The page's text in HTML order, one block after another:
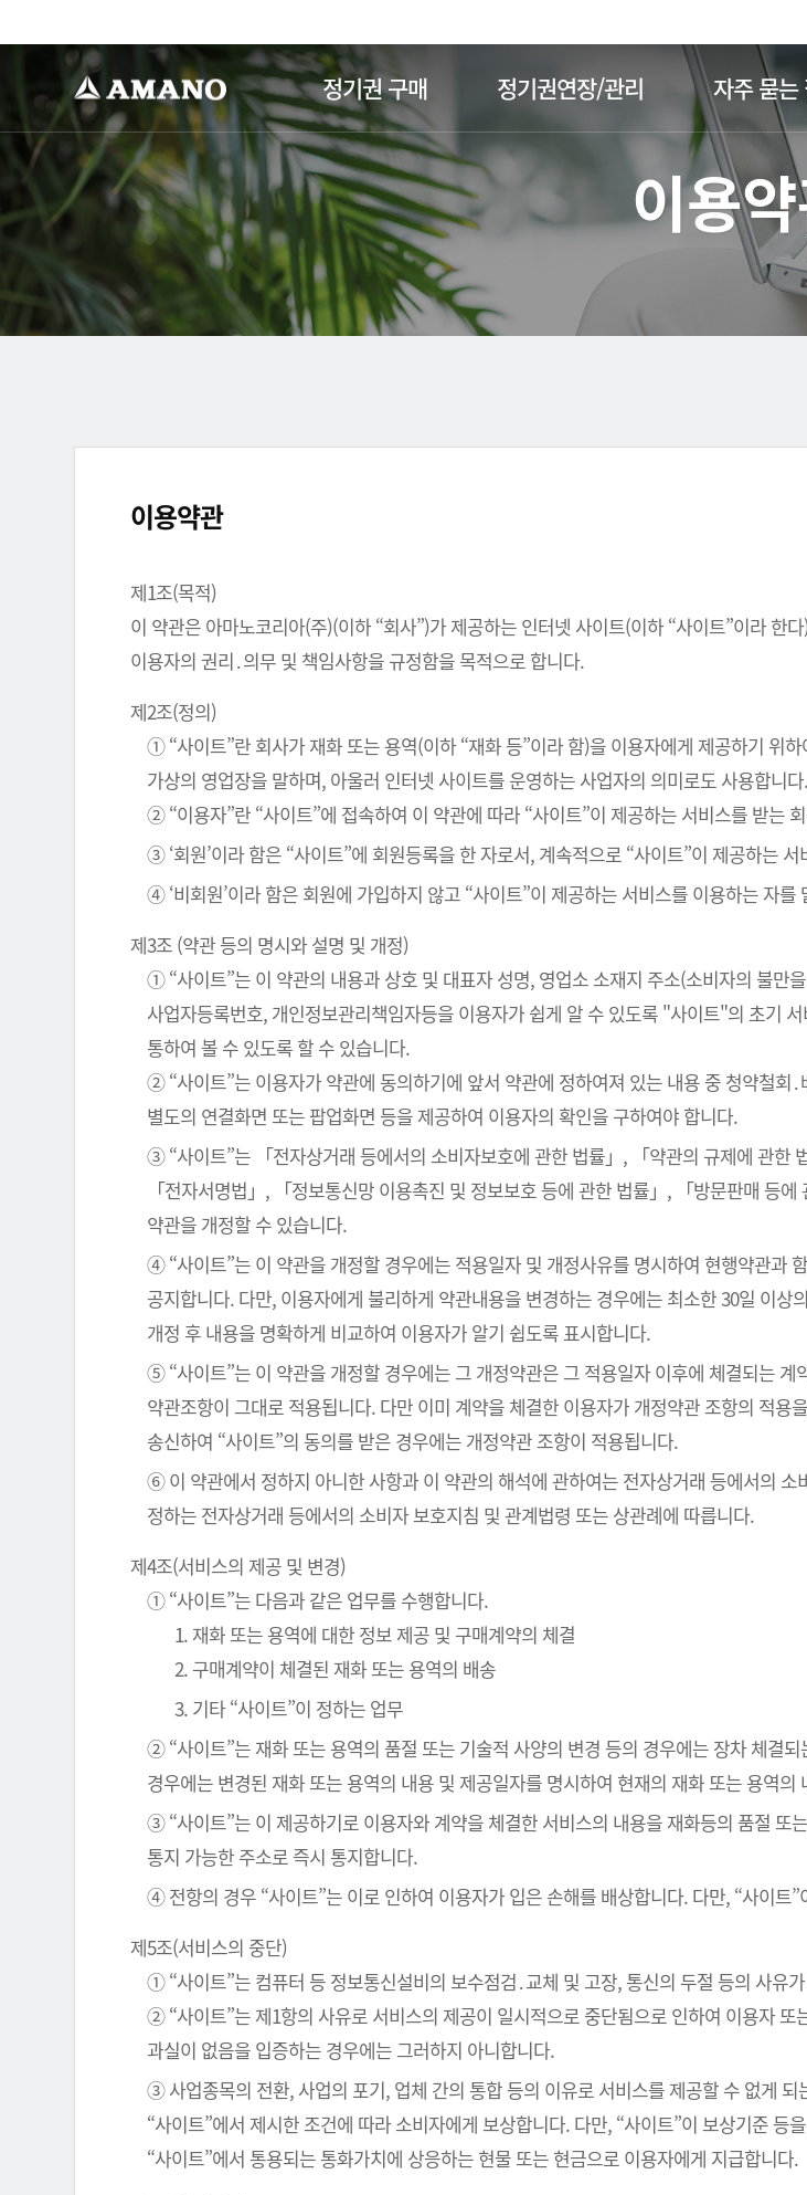
정기권 구매 정기권연장/관리 자주 묻는
이용
이용약관
제1조(목적)
이 약관은 아마노코리아(주)(이하 “회사”)가 제공하는 인터넷 사이트(이하 “사이트”이라 한
이용자의 권리․의무 및 책임사항을 규정함을 목적으로 합니다.
제2조(정의)
① “사이트”란 회사가 재화 또는 용역(이하 “재화 등”이라 함)을 이용자에게 제공하기 위
가상의 영업장을 말하며, 아울러 인터넷 사이트를 운영하는 사업자의 의미로도 사용합니다.
② “이용자”란 “사이트”에 접속하여 이 약관에 따라 “사이트”이 제공하는 서비스를 받는
③ ‘회원’이라 함은 “사이트”에 회원등록을 한 자로서, 계속적으로 “사이트”이 제공하는
④ ‘비회원’이라 함은 회원에 가입하지 않고 “사이트”이 제공하는 서비스를 이용하는 자를
제3조 (약관 등의 명시와 설명 및 개정)
① “사이트”는 이 약관의 내용과 상호 및 대표자 성명, 영업소 소재지 주소(소비자의 불만
사업자등록번호, 개인정보관리책임자등을 이용자가 쉽게 알 수 있도록 "사이트"의 초기
통하여 볼 수 있도록 할 수 있습니다.
② “사이트”는 이용자가 약관에 동의하기에 앞서 약관에 정하여져 있는 내용 중 청약철회
별도의 연결화면 또는 팝업화면 등을 제공하여 이용자의 확인을 구하여야 합니다.
③ “사이트”는 「전자상거래 등에서의 소비자보호에 관한 법률」, 「약관의 규제에 관한
「전자서명법」, 「정보통신망 이용촉진 및 정보보호 등에 관한 법률」, 「방문판매 등
약관을 개정할 수 있습니다.
④ “사이트”는 이 약관을 개정할 경우에는 적용일자 및 개정사유를 명시하여 현행약관과
공지합니다. 다만, 이용자에게 불리하게 약관내용을 변경하는 경우에는 최소한 30일 이
개정 후 내용을 명확하게 비교하여 이용자가 알기 쉽도록 표시합니다.
⑤ “사이트”는 이 약관을 개정할 경우에는 그 개정약관은 그 적용일자 이후에 체결되는
약관조항이 그대로 적용됩니다. 다만 이미 계약을 체결한 이용자가 개정약관 조항의 적
송신하여 “사이트”의 동의를 받은 경우에는 개정약관 조항이 적용됩니다.
⑥ 이 약관에서 정하지 아니한 사항과 이 약관의 해석에 관하여는 전자상거래 등에서의
정하는 전자상거래 등에서의 소비자 보호지침 및 관계법령 또는 상관례에 따릅니다.
제4조(서비스의 제공 및 변경)
① “사이트”는 다음과 같은 업무를 수행합니다.
1. 재화 또는 용역에 대한 정보 제공 및 구매계약의 체결
2. 구매계약이 체결된 재화 또는 용역의 배송
3. 기타 “사이트”이 정하는 업무
② “사이트”는 재화 또는 용역의 품절 또는 기술적 사양의 변경 등의 경우에는 장차 체결
경우에는 변경된 재화 또는 용역의 내용 및 제공일자를 명시하여 현재의 재화 또는 용역
③ “사이트”는 이 제공하기로 이용자와 계약을 체결한 서비스의 내용을 재화등의 품절 또
통지 가능한 주소로 즉시 통지합니다.
④ 전항의 경우 “사이트”는 이로 인하여 이용자가 입은 손해를 배상합니다. 다만, “사이트
제5조(서비스의 중단)
① “사이트”는 컴퓨터 등 정보통신설비의 보수점검․교체 및 고장, 통신의 두절 등의 사유
② “사이트”는 제1항의 사유로 서비스의 제공이 일시적으로 중단됨으로 인하여 이용자
과실이 없음을 입증하는 경우에는 그러하지 아니합니다.
③ 사업종목의 전환, 사업의 포기, 업체 간의 통합 등의 이유로 서비스를 제공할 수 없게
“사이트”에서 제시한 조건에 따라 소비자에게 보상합니다. 다만, “사이트”이 보상기준
“사이트”에서 통용되는 통화가치에 상응하는 현물 또는 현금으로 이용자에게 지급합니다.